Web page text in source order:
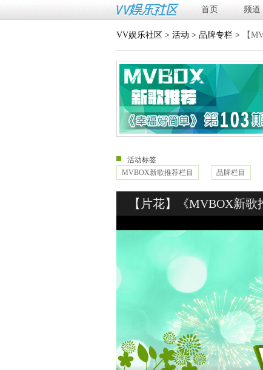
首页 频道
VV娱乐社区 > 活动 > 品牌专栏 > 【
活动标签
MVBOX新歌推荐栏目
品牌栏目
【片花】《MVBOX新歌